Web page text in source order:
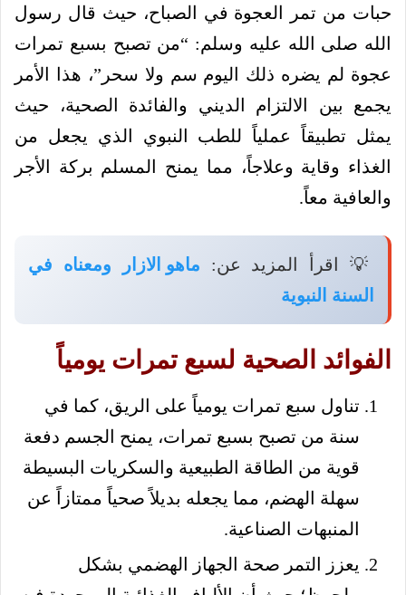
حبات من تمر العجوة في الصباح، حيث قال رسول
الله صلى الله عليه وسلم: “من تصبح بسبع تمرات
عجوة لم يضره ذلك اليوم سم ولا سحر”، هذا الأمر
يجمع بين الالتزام الديني والفائدة الصحية، حيث
يمثل تطبيقاً عملياً للطب النبوي الذي يجعل من
الغذاء وقاية وعلاجاً، مما يمنح المسلم بركة الأجر
والعافية معاً.
💡 اقرأ المزيد عن: ماهو الازار ومعناه في
السنة النبوية
الفوائد الصحية لسبع تمرات يومياً
تناول سبع تمرات يومياً على الريق، كما في
سنة من تصبح بسبع تمرات، يمنح الجسم دفعة
قوية من الطاقة الطبيعية والسكريات البسيطة
سهلة الهضم، مما يجعله بديلاً صحياً ممتازاً عن
المنبهات الصناعية.
يعزز التمر صحة الجهاز الهضمي بشكل